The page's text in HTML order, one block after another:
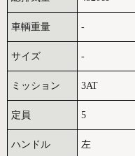
車輌重量 -
サイズ -
ミッション 3AT
定員 5
ハンドル 左